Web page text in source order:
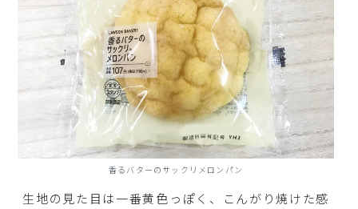
香るバターのサックリメロンパン
生地の見た目は一番黄色っぽく、こんがり焼けた感